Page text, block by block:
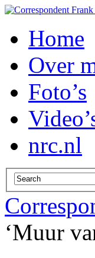
Home
Over
Foto’s
nrc.nl
‘Muur